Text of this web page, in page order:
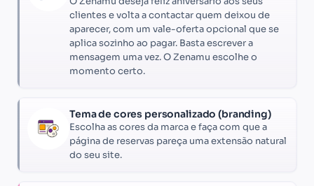
clientes e volta a contactar quem deixou de
aparecer, com um vale-oferta opcional que se
aplica sozinho ao pagar. Basta escrever a
mensagem uma vez. O Zenamu escolhe o
momento certo.
Tema de cores personalizado (branding)
Escolha as cores da marca e faça com que a
página de reservas pareça uma extensão natural
do seu site.